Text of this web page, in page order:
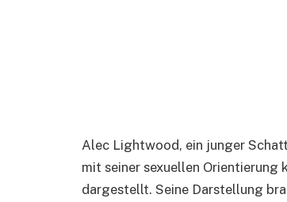
Alec Lightwood, ein junger
mit seiner sexuellen
dargestellt. Seine Darstellung